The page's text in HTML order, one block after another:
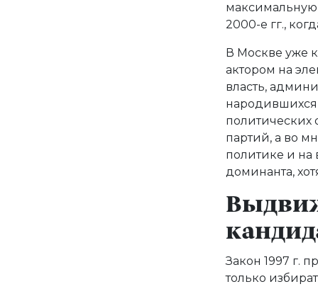
максимальную
2000-е гг.,
В Москве уже к
актором на
власть,
народившихся
политических
партий, а во
политике и на
доминанта,
Закон 1997 г.
только